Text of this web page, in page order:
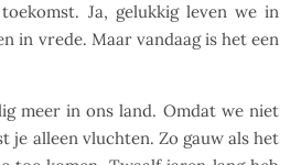
Ja, gelukkig leven we in
in vrede. Maar vandaag is het een
meer in ons land. Omdat we niet
je alleen vluchten. Zo gauw als het